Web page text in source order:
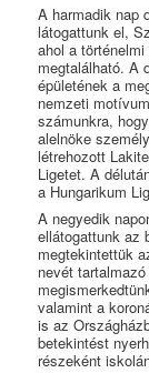
A harmadik nap
látogattunk el,
ahol a
megtalálható. A
épületének a
nemzeti
számunkra,
alelnöke
létrehozott
Ligetet. A
a Hungarikum
A negyedik
ellátogattunk az
megtekintettük
nevét
valamint a
is az
betekintést
részeként